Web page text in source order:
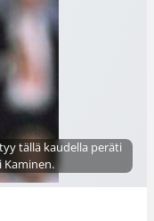
tällä kaudella peräti
Kaminen.